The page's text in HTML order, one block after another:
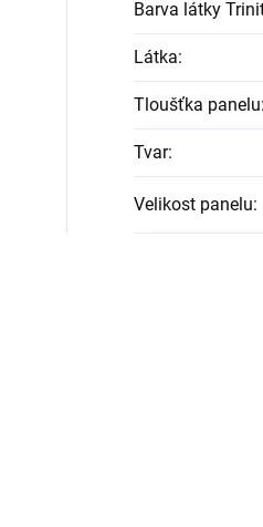
Barva látky
Látka:
Tloušťka panelu:
Tvar:
Velikost panelu: